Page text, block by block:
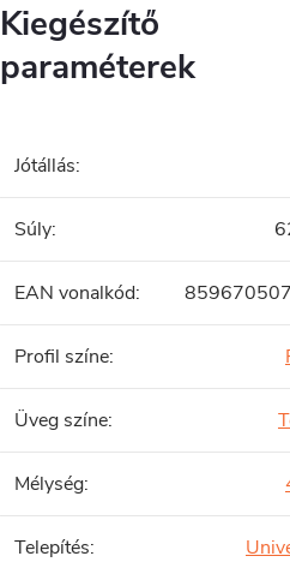
Kiegészítő
paraméterek
Jótállás:
Súly:
EAN vonalkód:
Profil színe:
Üveg színe:
Mélység:
Telepítés: